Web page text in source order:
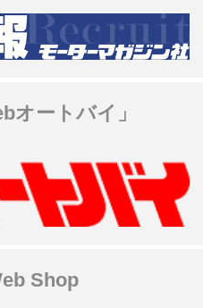
オートバイ」
Shop